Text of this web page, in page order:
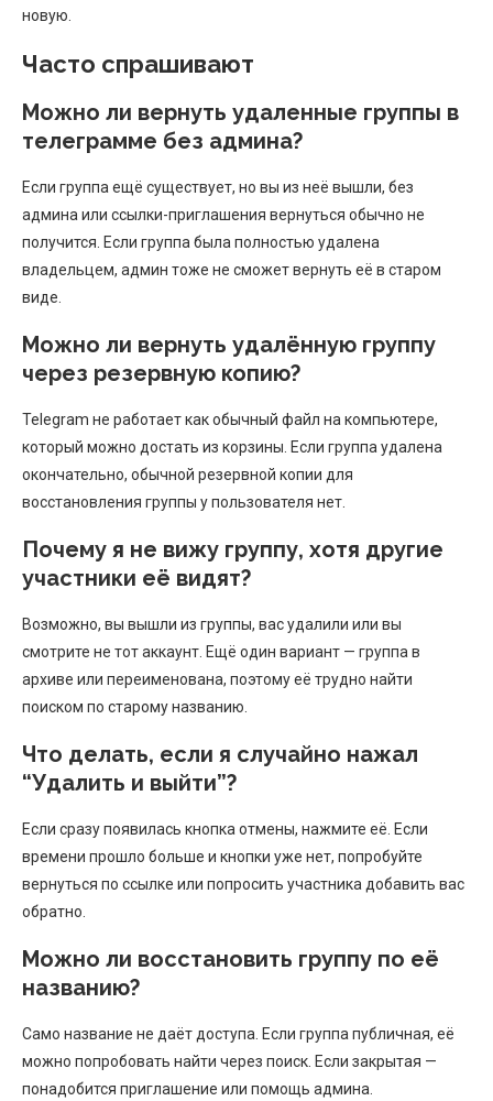
новую.
Часто спрашивают
Можно ли вернуть удаленные группы в
телеграмме без админа?
Если группа ещё существует, но вы из неё вышли, без
админа или ссылки-приглашения вернуться обычно не
получится. Если группа была полностью удалена
владельцем, админ тоже не сможет вернуть её в старом
виде.
Можно ли вернуть удалённую группу
через резервную копию?
Telegram не работает как обычный файл на компьютере,
который можно достать из корзины. Если группа удалена
окончательно, обычной резервной копии для
восстановления группы у пользователя нет.
Почему я не вижу группу, хотя другие
участники её видят?
Возможно, вы вышли из группы, вас удалили или вы
смотрите не тот аккаунт. Ещё один вариант — группа в
архиве или переименована, поэтому её трудно найти
поиском по старому названию.
Что делать, если я случайно нажал
“Удалить и выйти”?
Если сразу появилась кнопка отмены, нажмите её. Если
времени прошло больше и кнопки уже нет, попробуйте
вернуться по ссылке или попросить участника добавить вас
обратно.
Можно ли восстановить группу по её
названию?
Само название не даёт доступа. Если группа публичная, её
можно попробовать найти через поиск. Если закрытая —
понадобится приглашение или помощь админа.